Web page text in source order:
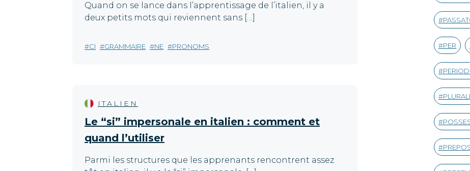
Quand on se lance dans l’apprentissage de l’italien, il y a
deux petits mots qui reviennent sans […]
CI GRAMMAIRE NE PRONOMS
ITALIEN
Le “si” impersonale en italien : comment et
quand l’utiliser
Parmi les structures que les apprenants rencontrent assez
PER